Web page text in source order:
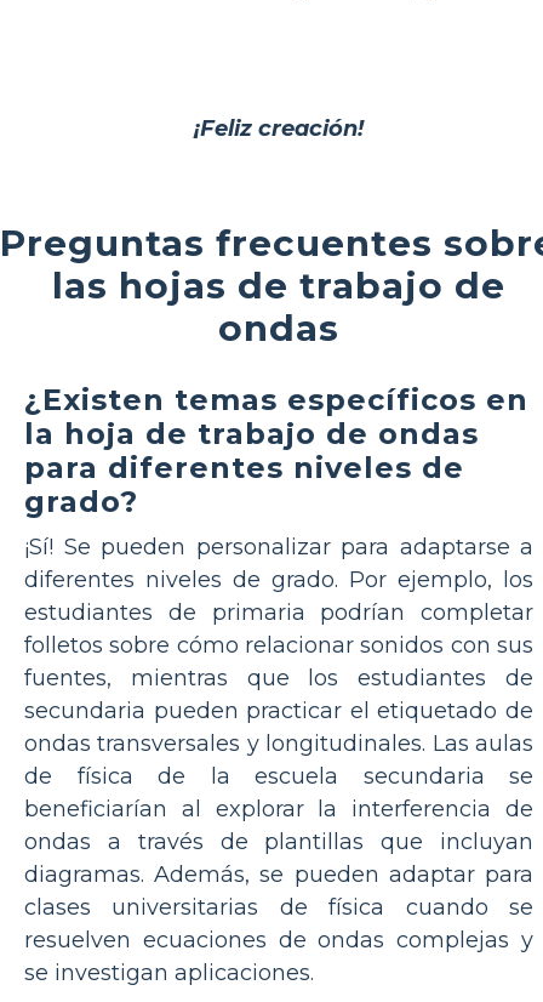
¡Feliz creación!
Preguntas frecuentes
las hojas de trabajo de
ondas
¿Existen temas específicos en
la hoja de trabajo de ondas
para diferentes niveles de
grado?
¡Sí! Se pueden personalizar para adaptarse a
diferentes niveles de grado. Por ejemplo, los
estudiantes de primaria podrían completar
folletos sobre cómo relacionar sonidos con sus
fuentes, mientras que los estudiantes de
secundaria pueden practicar el etiquetado de
ondas transversales y longitudinales. Las aulas
de física de la escuela secundaria se
beneficiarían al explorar la interferencia de
ondas a través de plantillas que incluyan
diagramas. Además, se pueden adaptar para
clases universitarias de física cuando se
resuelven ecuaciones de ondas complejas y
se investigan aplicaciones.